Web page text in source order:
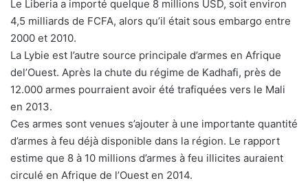
Le Liberia a importé quelque 8 millions USD, soit environ
4,5 milliards de FCFA, alors qu’il était sous embargo entre
2000 et 2010.
La Lybie est l’autre source principale d’armes en Afrique
del’Ouest. Après la chute du régime de Kadhafi, près de
12.000 armes pourraient avoir été trafiquées vers le Mali
en 2013.
Ces armes sont venues s’ajouter à une importante quantité
d’armes à feu déjà disponible dans la région. Le rapport
estime que 8 à 10 millions d’armes à feu illicites auraient
circulé en Afrique de l’Ouest en 2014.